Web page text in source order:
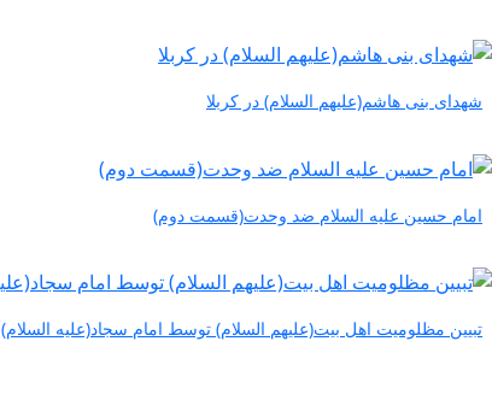
شهدای بنی هاشم(علیهم السلام) در کربلا
امام حسین علیه السلام ضد وحدت(قسمت دوم)
تبیین مظلومیت اهل بیت(علیهم السلام) توسط امام سجاد(علیه السلام)